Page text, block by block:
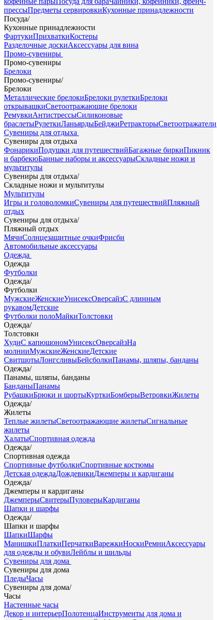
прессыПредметы сервировкиКухонные принадлежности
Посуда/
Кухонные принадлежности
ФартукиПрихваткиКостеры
Разделочные доскиАксессуары для вина
Промо-сувениры
Промо-сувениры
Брелоки
Промо-сувениры/
Брелоки
Металлические брелокиБрелоки рулеткиБрелоки
открывашкиСветоотражающие брелоки
РемувкиАнтистрессыСиликоновые
браслетыРулеткиЛаньярдыБейджиРетракторыСветоотражатели
Сувениры для отдыха
Сувениры для отдыха
ФонарикиПодушки для путешествийБагажные биркиПикник
и барбекюБанные наборы и аксессуарыСкладные ножи и
мультитулы
Сувениры для отдыха/
Складные ножи и мультитулы
Мультитулы
Игры и головоломкиСувениры для путешествийПляжный
отдых
Сувениры для отдыха/
Пляжный отдых
МячиСолнцезащитные очкиФрисби
Автомобильные аксессуары
Одежда
Одежда
Футболки
Одежда/
Футболки
МужскиеЖенскиеУнисексОверсайзС длинным
рукавомДетские
Футболки полоМайкиТолстовки
Одежда/
Толстовки
ХудиС капюшономУнисексОверсайзНа
молнииМужскиеЖенскиеДетские
СвитшотыЛонгсливыБейсболкиПанамы, шляпы, банданы
Одежда/
Панамы, шляпы, банданы
БанданыПанамы
РубашкиБрюки и шортыКурткиБомберыВетровкиЖилеты
Одежда/
Жилеты
Теплые жилетыСветоотражающие жилетыСигнальные
жилеты
ХалатыСпортивная одежда
Одежда/
Спортивная одежда
Спортивные футболкиСпортивные костюмы
Детская одеждаДождевикиДжемперы и кардиганы
Одежда/
Джемперы и кардиганы
ДжемперыСвитерыПуловерыКардиганы
Шапки и шарфы
Одежда/
Шапки и шарфы
ШапкиШарфы
МанишкиПлаткиПерчаткиВарежкиНоскиРемниАксессуары
для одежды и обувиЛейблы и шильды
Сувениры для дома
Сувениры для дома
ПледыЧасы
Сувениры для дома/
Часы
Настенные часы
Декор и интерьерПолотенцаИнструменты для дома и